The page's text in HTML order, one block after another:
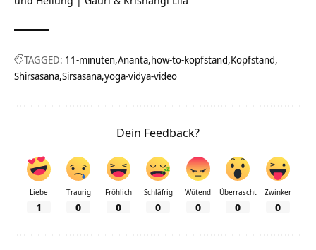
TAGGED: 11-minuten Ananta how-to-kopfstand Kopfstand
Shirsasana Sirsasana yoga-vidya-video
Dein Feedback?
Liebe
1
Traurig
0
Fröhlich
0
Schläfrig
0
Wütend
0
Überrascht
0
Zwinker
0